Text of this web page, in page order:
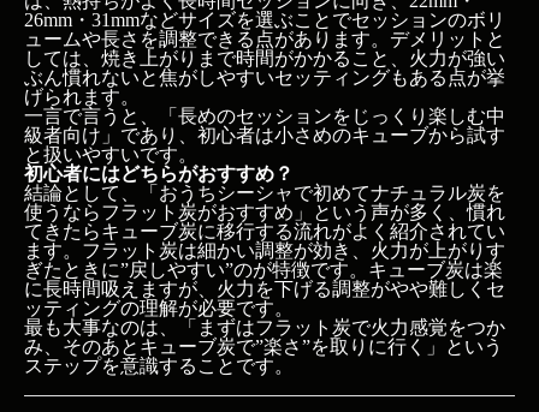
26mm・31mmなどサイズを選ぶことでセッションのボリ
ュームや長さを調整できる点があります。デメリットと
しては、焼き上がりまで時間がかかること、火力が強い
ぶん慣れないと焦がしやすいセッティングもある点が挙
げられます。
一言で言うと、「長めのセッションをじっくり楽しむ中
級者向け」であり、初心者は小さめのキューブから試す
と扱いやすいです。
初心者にはどちらがおすすめ？
結論として、「おうちシーシャで初めてナチュラル炭を
使うならフラット炭がおすすめ」という声が多く、慣れ
てきたらキューブ炭に移行する流れがよく紹介されてい
ます。フラット炭は細かい調整が効き、火力が上がりす
ぎたときに”戻しやすい”のが特徴です。キューブ炭は楽
に長時間吸えますが、火力を下げる調整がやや難しくセ
ッティングの理解が必要です。
最も大事なのは、「まずはフラット炭で火力感覚をつか
み、そのあとキューブ炭で”楽さ”を取りに行く」という
ステップを意識することです。